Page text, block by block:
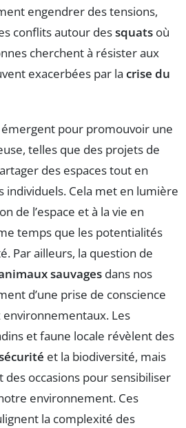
engendrer des tensions,
conflits autour dessquats où
cherchent à résister aux
exacerbées par la crise du
pour promouvoir une
telles que des projets de
des espaces tout en
individuels. Cela met en lumière
de l’espace et à la vie en
temps que les potentialités
Par ailleurs, la question de
sauvages dans nos
d’une prise de conscience
Les
et faune locale révèlent des
et la biodiversité, mais
occasions pour sensibiliser
environnement. Ces
la complexité des